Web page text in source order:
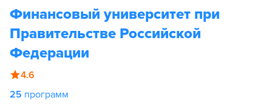
Финансовый университет при
Правительстве Российской
Федерации
4.6
25 программ